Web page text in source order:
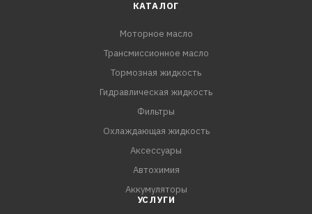
КАТАЛОГ
Моторное масло
Трансмиссионное масло
Тормозная жидкость
Гидравлическая жидкость
Фильтры
Охлаждающая жидкость
Аксессуары
Автохимия
Аккумуляторы
УСЛУГИ